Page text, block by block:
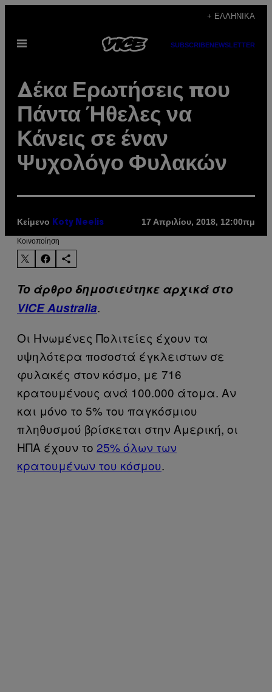
περιεχόμενο
+ ΕΛΛΗΝΙΚΆ
Ανοίξτε
SUBSCRIBENEWSLETTER
Δέκα Ερωτήσεις που
Πάντα Ήθελες να
Κάνεις σε έναν
Ψυχολόγο Φυλακών
Κείμενο Koty Neelis 17 Απριλίου, 2018, 12:00πμ
Kοινοποίηση
To άρθρο δημοσιεύτηκε αρχικά στο
VICE Australia.
Οι Ηνωμένες Πολιτείες έχουν τα
υψηλότερα ποσοστά έγκλειστων σε
φυλακές στον κόσμο, με 716
κρατουμένους ανά 100.000 άτομα. Αν
και μόνο το 5% του παγκόσμιου
πληθυσμού βρίσκεται στην Αμερική, οι
ΗΠΑ έχουν το 25% όλων των
κρατουμένων του κόσμου.